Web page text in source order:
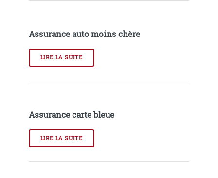
Assurance auto moins chère
LIRE LA SUITE
Assurance carte bleue
LIRE LA SUITE